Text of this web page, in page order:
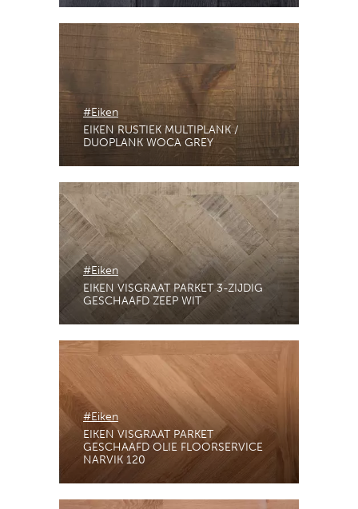
#Eiken
EIKEN RUSTIEK MULTIPLANK /
DUOPLANK WOCA GREY
#Eiken
EIKEN VISGRAAT PARKET 3-ZIJDIG
GESCHAAFD ZEEP WIT
#Eiken
EIKEN VISGRAAT PARKET
GESCHAAFD OLIE FLOORSERVICE
NARVIK 120